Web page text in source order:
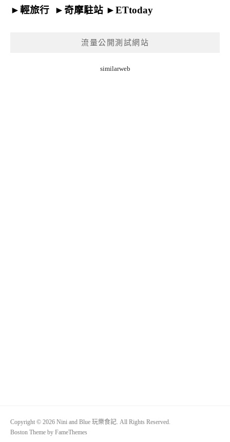
►輕旅行 ► 奇摩駐站 ►ETtoday
流量公開測試網站
similarweb
Copyright © 2026 Nini and Blue 玩樂食記. All Rights Reserved.
Boston Theme by FameThemes